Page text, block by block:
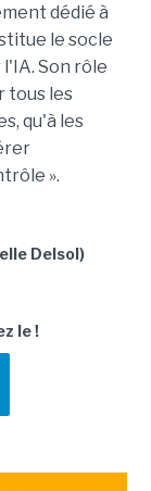
dédié à
le socle
Son rôle
tous les
qu'à les
».
Delsol)
le !